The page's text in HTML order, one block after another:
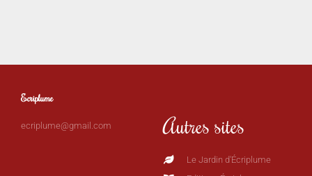
Ecriplume
ecriplume@gmail.com Autres sites
Le Jardin d'Écriplume